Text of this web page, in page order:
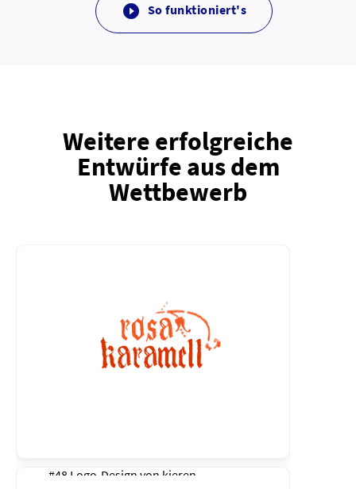
 So funktioniert's
Weitere erfolgreiche
Entwürfe aus dem
Wettbewerb
#48 Logo-Design von kieren